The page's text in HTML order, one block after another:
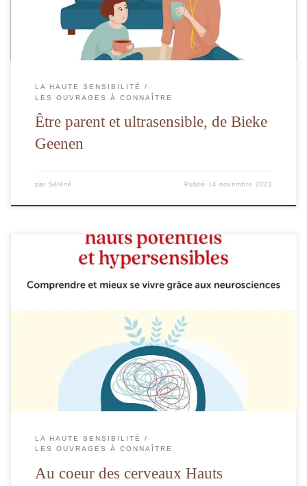
LA HAUTE SENSIBILITÉ
LES OUVRAGES À CONNAÎTRE
Être parent et ultrasensible, de Bieke
Geenen
par Séléné Publié 14 novembre 2023
Un éclairage juste et scientifique sur le fonctionnement de notre cerveau et les
LA HAUTE SENSIBILITÉ
LES OUVRAGES À CONNAÎTRE
Au coeur des cerveaux Hauts